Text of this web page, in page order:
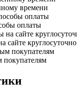
времени
оплаты
сайте круглосуточно